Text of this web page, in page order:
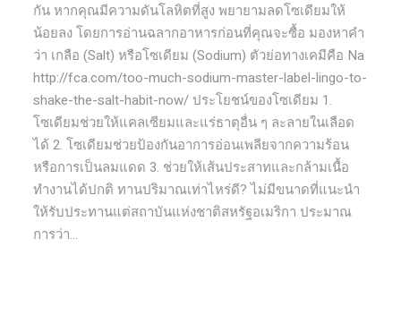
กัน หากคุณมีความดันโลหิตที่สูง พยายามลดโซเดียมให้
น้อยลง โดยการอ่านฉลากอาหารก่อนที่คุณจะซื้อ มองหาคำ
ว่า เกลือ (Salt) หรือโซเดียม (Sodium) ตัวย่อทางเคมีคือ Na
http://fca.com/too-much-sodium-master-label-lingo-to-
shake-the-salt-habit-now/ ประโยชน์ของโซเดียม 1.
โซเดียมช่วยให้แคลเซียมและแร่ธาตุอื่น ๆ ละลายในเลือด
ได้ 2. โซเดียมช่วยป้องกันอาการอ่อนเพลียจากความร้อน
หรือการเป็นลมแดด 3. ช่วยให้เส้นประสาทและกล้ามเนื้อ
ทำงานได้ปกติ ทานปริมาณเท่าไหร่ดี? ไม่มีขนาดที่แนะนำ
ให้รับประทานแต่สถาบันแห่งชาติสหรัฐอเมริกา ประมาณ
การว่า...